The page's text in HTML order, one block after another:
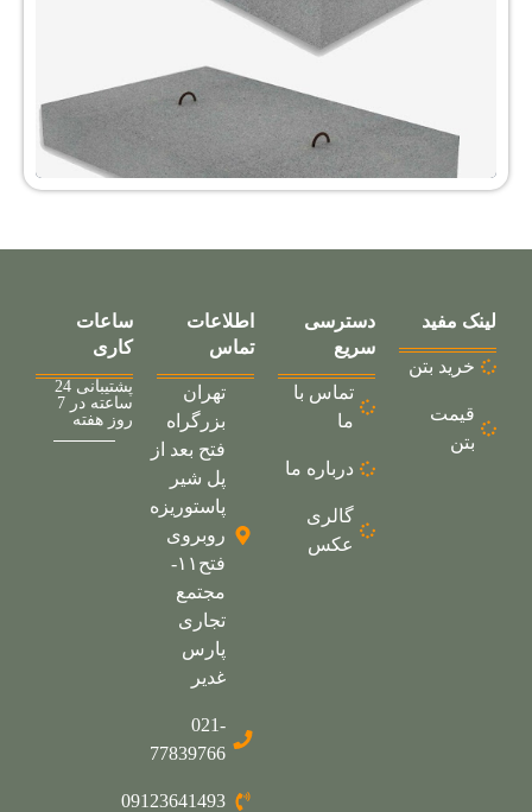
لینک مفید
خرید بتن
قیمت
بتن
دسترسی
سریع
تماس با
ما
درباره ما
گالری
عکس
اطلاعات
تماس
تهران
بزرگراه
فتح بعد از
پل شیر
پاستوریزه
روبروی
فتح۱۱-
مجتمع
تجاری
پارس
غدیر
021-
77839766
09123641493
ساعات
کاری
پشتیبانی 24
ساعته در 7
روز هفته